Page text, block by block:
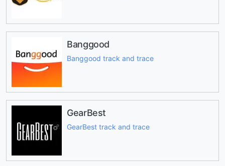
Banggood
Banggood track and trace
GearBest
GearBest track and trace